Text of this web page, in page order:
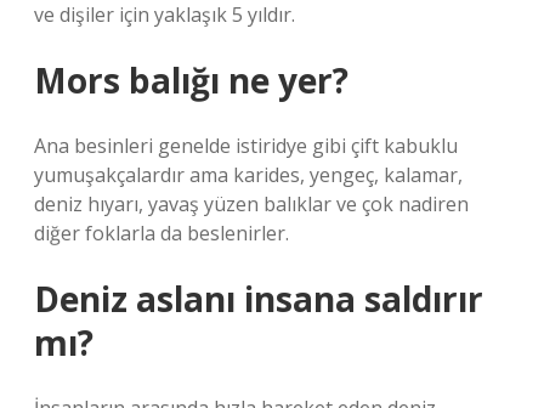
ve dişiler için yaklaşık 5 yıldır.
Mors balığı ne yer?
Ana besinleri genelde istiridye gibi çift kabuklu
yumuşakçalardır ama karides, yengeç, kalamar,
deniz hıyarı, yavaş yüzen balıklar ve çok nadiren
diğer foklarla da beslenirler.
Deniz aslanı insana saldırır
mı?